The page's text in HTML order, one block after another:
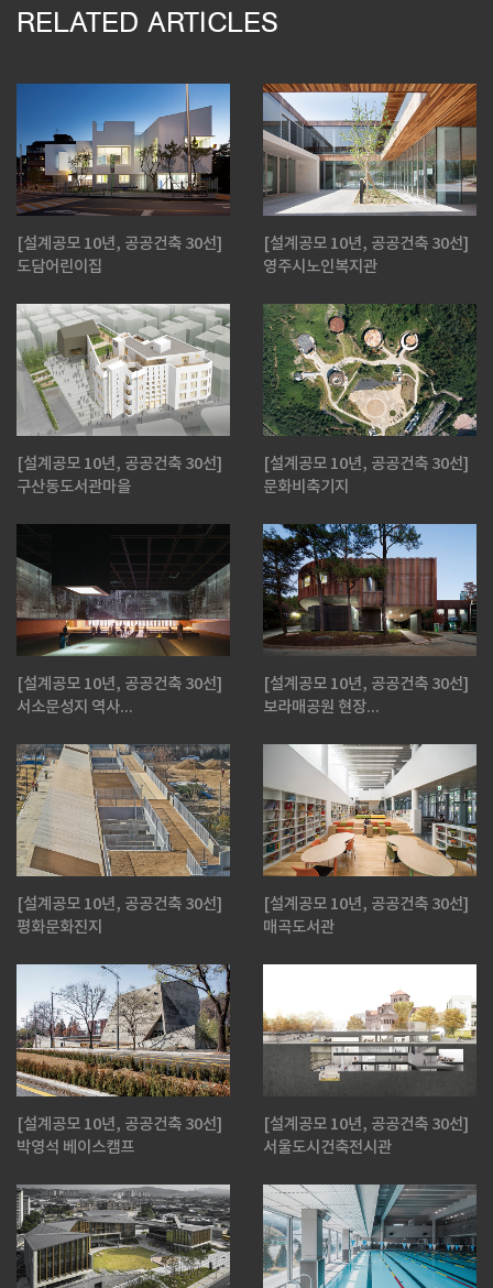
RELATED ARTICLES
[설계공모 10년, 공공건축 30선]
도담어린이집
[설계공모 10년, 공공건축 30선]
영주시노인복지관
[설계공모 10년, 공공건축 30선]
구산동도서관마을
[설계공모 10년, 공공건축 30선]
문화비축기지
[설계공모 10년, 공공건축 30선]
서소문성지 역사...
[설계공모 10년, 공공건축 30선]
보라매공원 현장...
[설계공모 10년, 공공건축 30선]
평화문화진지
[설계공모 10년, 공공건축 30선]
매곡도서관
[설계공모 10년, 공공건축 30선]
박영석 베이스캠프
[설계공모 10년, 공공건축 30선]
서울도시건축전시관